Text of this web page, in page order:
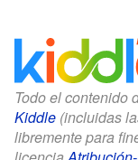
Todo el contenido
Kiddle (incluidas
libremente para